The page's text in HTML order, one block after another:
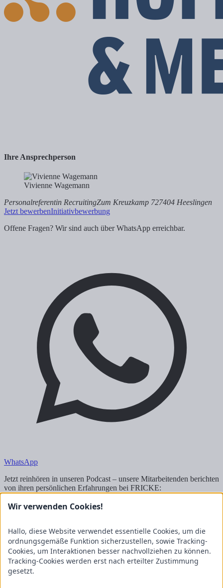
Ihre Ansprechperson
Vivienne Wagemann
Personalreferentin RecruitingZum Kreuzkamp 727404 Heeslingen
Jetzt bewerbenInitiativbewerbung
Offene Fragen? Wir sind auch über WhatsApp erreichbar.
WhatsApp
Jetzt reinhören in unseren Podcast – unsere Mitarbeitenden berichten
von ihren persönlichen Erfahrungen bei FRICKE:
FRICKE Group SE & Co. KG
Zum Kreuzkamp 7
27404 Heeslingen
Unternehmensbereiche
Fricke Holding
Wir verwenden Cookies!
Hallo, diese Website verwendet essentielle Cookies, um die
ordnungsgemäße Funktion sicherzustellen, sowie Tracking-
Cookies, um Interaktionen besser nachvollziehen zu können.
Tracking-Cookies werden erst nach erteilter Zustimmung
gesetzt.